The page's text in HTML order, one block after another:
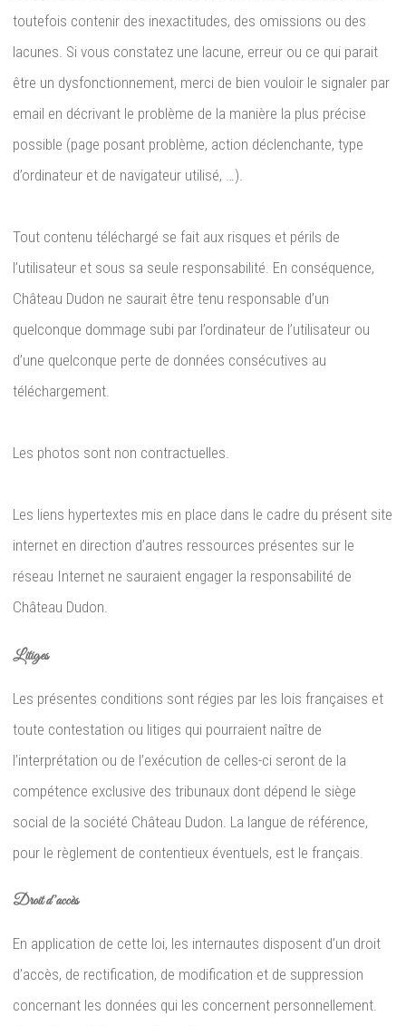
toutefois contenir des inexactitudes, des omissions ou des
lacunes. Si vous constatez une lacune, erreur ou ce qui parait
être un dysfonctionnement, merci de bien vouloir le signaler par
email en décrivant le problème de la manière la plus précise
possible (page posant problème, action déclenchante, type
d’ordinateur et de navigateur utilisé, …).
Tout contenu téléchargé se fait aux risques et périls de
l’utilisateur et sous sa seule responsabilité. En conséquence,
Château Dudon ne saurait être tenu responsable d’un
quelconque dommage subi par l’ordinateur de l’utilisateur ou
d’une quelconque perte de données consécutives au
téléchargement.
Les photos sont non contractuelles.
Les liens hypertextes mis en place dans le cadre du présent site
internet en direction d’autres ressources présentes sur le
réseau Internet ne sauraient engager la responsabilité de
Château Dudon.
Litiges
Les présentes conditions sont régies par les lois françaises et
toute contestation ou litiges qui pourraient naître de
l’interprétation ou de l’exécution de celles-ci seront de la
compétence exclusive des tribunaux dont dépend le siège
social de la société Château Dudon. La langue de référence,
pour le règlement de contentieux éventuels, est le français.
Droit d’accès
En application de cette loi, les internautes disposent d’un droit
d’accès, de rectification, de modification et de suppression
concernant les données qui les concernent personnellement.